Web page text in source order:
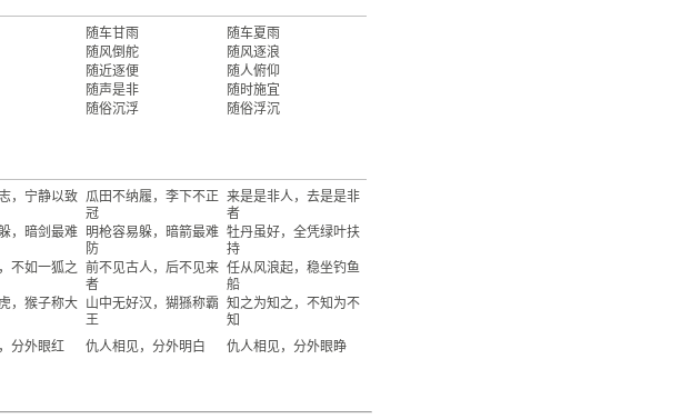
随车甘雨
随车夏雨
随风倒舵
随风逐浪
随近逐便
随人俯仰
随声是非
随时施宜
随俗沉浮
随俗浮沉
，宁静以致 瓜田不纳履，李下不正
冠
来是是非人，去是是非
者
，暗剑最难 明枪容易躲，暗箭最难
防
牡丹虽好，全凭绿叶扶
持
不如一狐之 前不见古人，后不见来
者
任从风浪起，稳坐钓鱼
船
，猴子称大 山中无好汉，猢猻称霸
王
知之为知之，不知为不
知
分外眼红 仇人相见，分外明白
仇人相见，分外眼睁